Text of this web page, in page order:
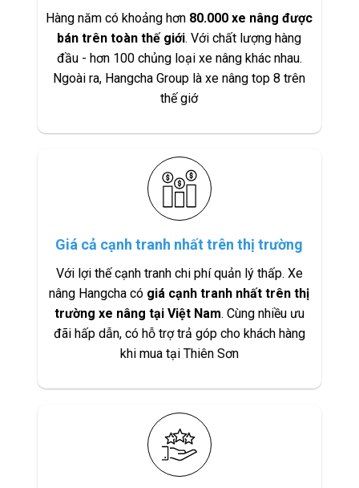
Hàng năm có khoảng hơn 80.000 xe nâng được
bán trên toàn thế giới. Với chất lượng hàng
đầu - hơn 100 chủng loại xe nâng khác nhau.
Ngoài ra, Hangcha Group là xe nâng top 8 trên
thế giớ
Giá cả cạnh tranh nhất trên thị trường
Với lợi thế cạnh tranh chi phí quản lý thấp. Xe
nâng Hangcha có giá cạnh tranh nhất trên thị
trường xe nâng tại Việt Nam. Cùng nhiều ưu
đãi hấp dẫn, có hỗ trợ trả góp cho khách hàng
khi mua tại Thiên Sơn